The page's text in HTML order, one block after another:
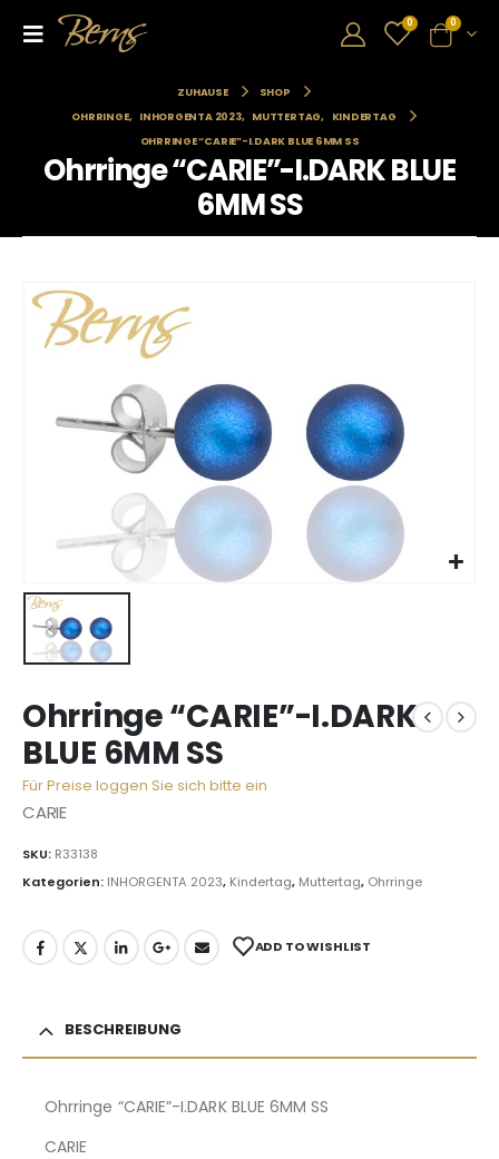
0 0
ZUHAUSE
SHOP
OHRRINGE, INHORGENTA 2023, MUTTERTAG,
KINDERTAG
OHRRINGE “CARIE”-I.DARK BLUE 6MM SS
Ohrringe “CARIE”-I.DARK BLUE
6MM SS
Ohrringe “CARIE”-I.DARK
BLUE 6MM SS
Für Preise loggen Sie sich bitte ein
CARIE
SKU: R33138
Kategorien: INHORGENTA 2023, Kindertag, Muttertag, Ohrringe
ADD TO WISHLIST
BESCHREIBUNG
Ohrringe “CARIE”-I.DARK BLUE 6MM SS
CARIE